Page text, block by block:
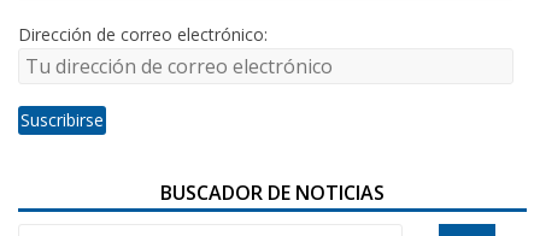
Dirección de correo electrónico:
BUSCADOR DE NOTICIAS